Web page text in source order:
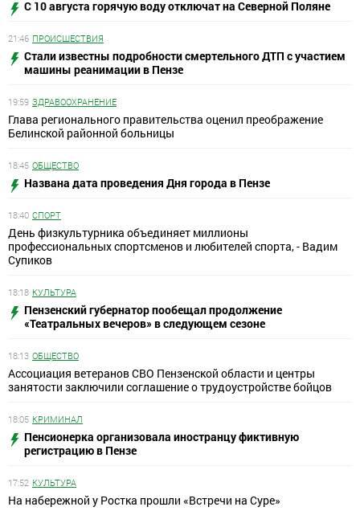
С 10 августа горячую воду отключат на Северной Поляне
21:46 ПРОИСШЕСТВИЯ
Стали известны подробности смертельного ДТП с участием
машины реанимации в Пензе
19:59 ЗДРАВООХРАНЕНИЕ
Глава регионального правительства оценил преображение
Белинской районной больницы
18:45 ОБЩЕСТВО
Названа дата проведения Дня города в Пензе
18:40 СПОРТ
День физкультурника объединяет миллионы
профессиональных спортсменов и любителей спорта, - Вадим
Супиков
18:18 КУЛЬТУРА
Пензенский губернатор пообещал продолжение
«Театральных вечеров» в следующем сезоне
18:13 ОБЩЕСТВО
Ассоциация ветеранов СВО Пензенской области и центры
занятости заключили соглашение о трудоустройстве бойцов
18:05 КРИМИНАЛ
Пенсионерка организовала иностранцу фиктивную
регистрацию в Пензе
17:52 КУЛЬТУРА
На набережной у Ростка прошли «Встречи на Суре»